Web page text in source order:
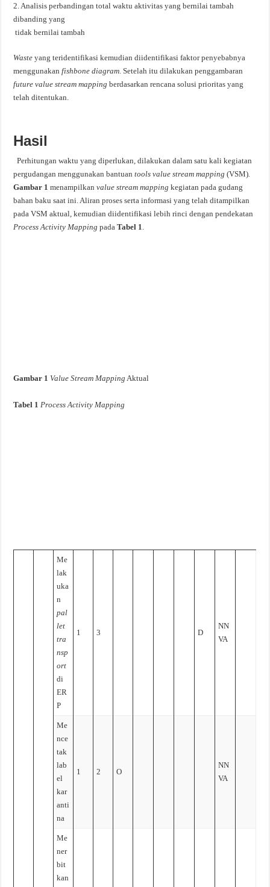
2. Analisis perbandingan total waktu aktivitas yang bernilai tambah
dibanding yang
tidak bernilai tambah
Wasteyang teridentifikasi kemudian diidentifikasi faktor penyebabnya
menggunakanfishbone diagram . Setelah itu dilakukan penggambaran
future value stream mapping berdasarkan rencana solusi prioritas yang
telah ditentukan.
Hasil
Perhitungan waktu yang diperlukan, dilakukan dalam satu kali kegiatan
pergudangan menggunakan bantuantools value stream mapping(VSM)
Gambar 1 menampilkanvalue stream mappingkegiatan pada gudang
bahan baku saat ini. Aliran proses serta informasi yang telah ditampilkan
pada VSM aktual, kemudian diidentifikasi lebih rinci dengan pendekatan
Process Activity Mapping padaTabel 1
Gambar 1 Value Stream Mapping Aktual
Tabel 1 Process Activity Mapping
Me
lak
uka
n
pal
let
tra
nsp
ort
di
ER
P
1 3 D
NN
VA
Me
nce
tak
lab
el
kar
anti
na
1 2 O
NN
VA
Me
ner
bit
kan